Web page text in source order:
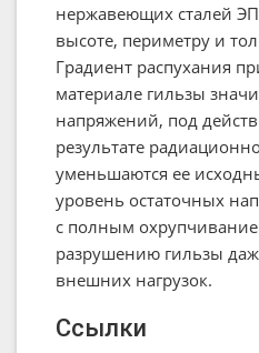
нержавеющих сталей
высоте, периметру и
Градиент распухания
материале гильзы
напряжений, под
результате
уменьшаются ее
уровень остаточных
с полным
разрушению гильзы
внешних нагрузок.
Ссылки